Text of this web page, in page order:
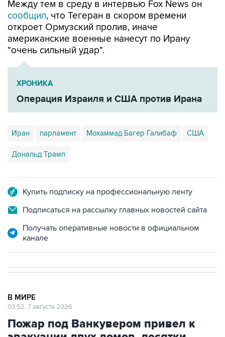
откроет Ормузский пролив, иначе
американские военные нанесут по Ирану
"очень сильный удар".
ХРОНИКА
Операция Израиля и США против Ирана
Иран парламент Мохаммад Багер Галибаф США
Дональд Трамп
Подписаться на рассылку главных новостей сайта
Получать оперативные новости в официальном
Пожар под Ванкувером привел к
эвакуации двух домов, десятки
получили предупреждение